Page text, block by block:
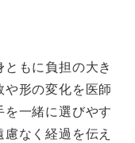
もに負担の大き
形の変化を医師
一緒に選びやす
なく経過を伝え